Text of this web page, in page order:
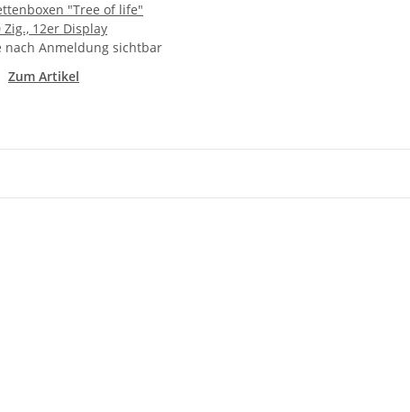
"Tree of life"
12er Display
nach Anmeldung sichtbar
Zum Artikel